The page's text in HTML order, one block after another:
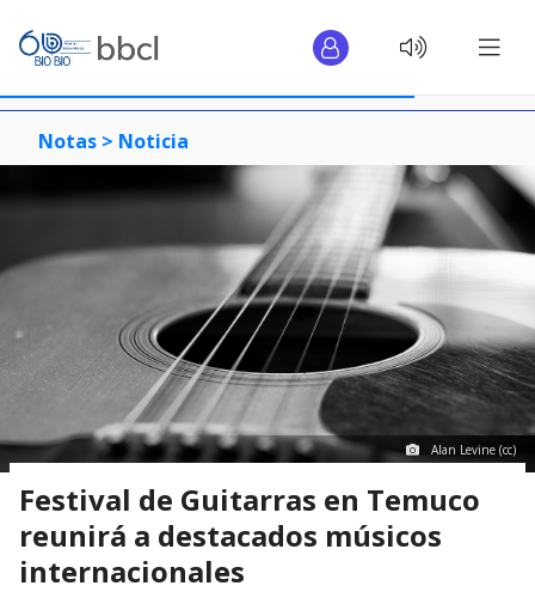
Notas > Noticia
Alan Levine (cc)
Festival de Guitarras en Temuco
reunirá a destacados músicos
internacionales